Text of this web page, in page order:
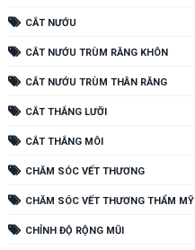
CẮT NƯỚU
CẮT NƯỚU TRÙM RĂNG KHÔN
CẮT NƯỚU TRÙM THÂN RĂNG
CẮT THẮNG LƯỠI
CẮT THẮNG MÔI
CHĂM SÓC VẾT THƯƠNG
CHĂM SÓC VẾT THƯƠNG THẨM MỸ
CHỈNH ĐỘ RỘNG MŨI